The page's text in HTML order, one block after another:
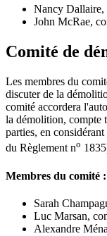
Nancy Dallaire,
John McRae,
Comité de
Les membres du
discuter de la
comité accordera
la démolition, compte
parties, en
du Règlement no
Membres du comité :
Sarah
Luc Marsan,
Alexandre